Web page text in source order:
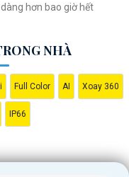
hơn bao giờ hết
NHÀ
Full Color AI Xoay 360
IP66